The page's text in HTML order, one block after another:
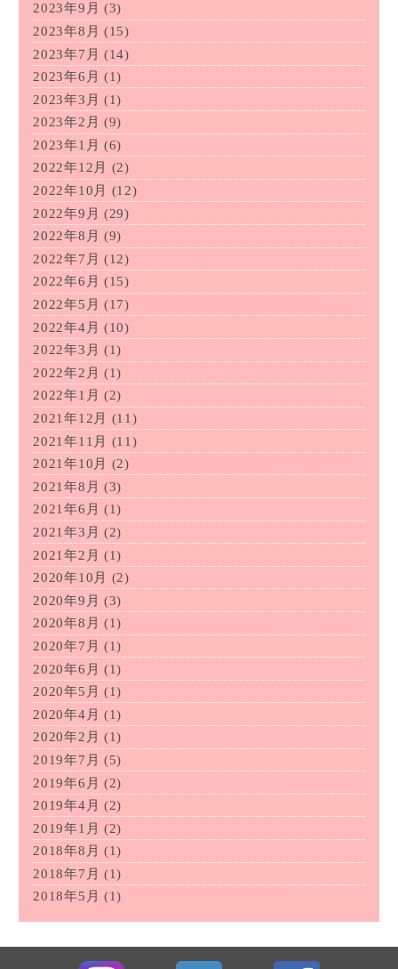
2023年9月 (3)
2023年8月 (15)
2023年7月 (14)
2023年6月 (1)
2023年3月 (1)
2023年2月 (9)
2023年1月 (6)
2022年12月
(2)
2022年10月
(12)
2022年9月 (29)
2022年8月 (9)
2022年7月 (12)
2022年6月 (15)
2022年5月 (17)
2022年4月 (10)
2022年3月 (1)
2022年2月 (1)
2022年1月 (2)
2021年12月
(11)
2021年11月 (11)
2021年10月
(2)
2021年8月 (3)
2021年6月 (1)
2021年3月 (2)
2021年2月 (1)
2020年10月
(2)
2020年9月 (3)
2020年8月 (1)
2020年7月 (1)
2020年6月 (1)
2020年5月 (1)
2020年4月 (1)
2020年2月 (1)
2019年7月 (5)
2019年6月 (2)
2019年4月 (2)
2019年1月 (2)
2018年8月 (1)
2018年7月 (1)
2018年5月 (1)